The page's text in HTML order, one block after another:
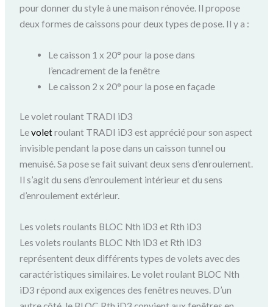
pour donner du style à une maison rénovée. Il propose
deux formes de caissons pour deux types de pose. Il y a :
Le caisson 1 x 20° pour la pose dans
l’encadrement de la fenêtre
Le caisson 2 x 20° pour la pose en façade
Le volet roulant TRADI iD3
Levoletroulant TRADI iD3 est apprécié pour son aspect
invisible pendant la pose dans un caisson tunnel ou
menuisé. Sa pose se fait suivant deux sens d’enroulement.
Il s’agit du sens d’enroulement intérieur et du sens
d’enroulement extérieur.
Les volets roulants BLOC Nth iD3 et Rth iD3
Les volets roulants BLOC Nth iD3 et Rth iD3
représentent deux différents types de volets avec des
caractéristiques similaires. Le volet roulant BLOC Nth
iD3 répond aux exigences des fenêtres neuves. D’un